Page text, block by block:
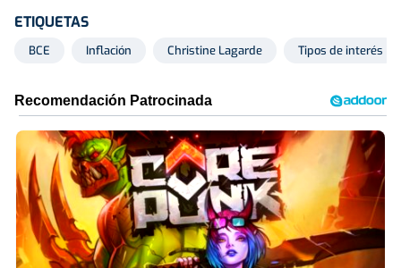
ETIQUETAS
BCE Inflación Christine Lagarde Tipos de interés